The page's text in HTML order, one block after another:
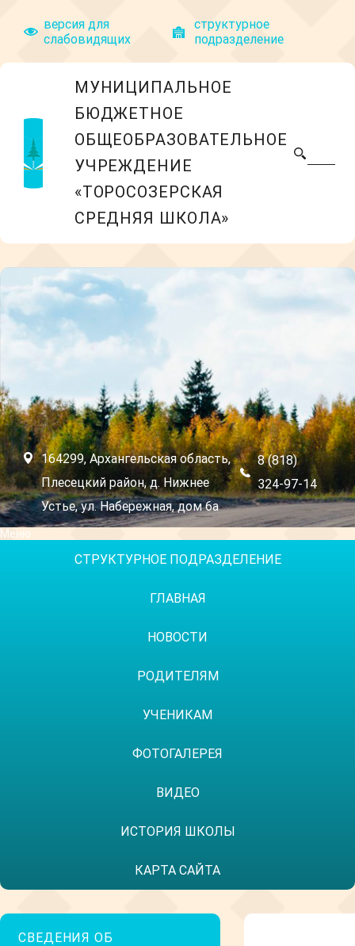
версия для
слабовидящих
структyрное
подразделение
МУНИЦИПАЛЬНОЕ
БЮДЖЕТНОЕ
ОБЩЕОБРАЗОВАТЕЛЬНОЕ
УЧРЕЖДЕНИЕ
«ТОРОСОЗЕРСКАЯ
СРЕДНЯЯ ШКОЛА»
164299, Архангельская область,
Плесецкий район, д. Нижнее
Устье, ул. Набережная, дом 6а
8 (818)
324-97-14
Меню
СТРУКТУРНОЕ ПОДРАЗДЕЛЕНИЕ
ГЛАВНАЯ
НОВОСТИ
РОДИТЕЛЯМ
УЧЕНИКАМ
ФОТОГАЛЕРЕЯ
ВИДЕО
ИСТОРИЯ ШКОЛЫ
КАРТА САЙТА
СВЕДЕНИЯ ОБ